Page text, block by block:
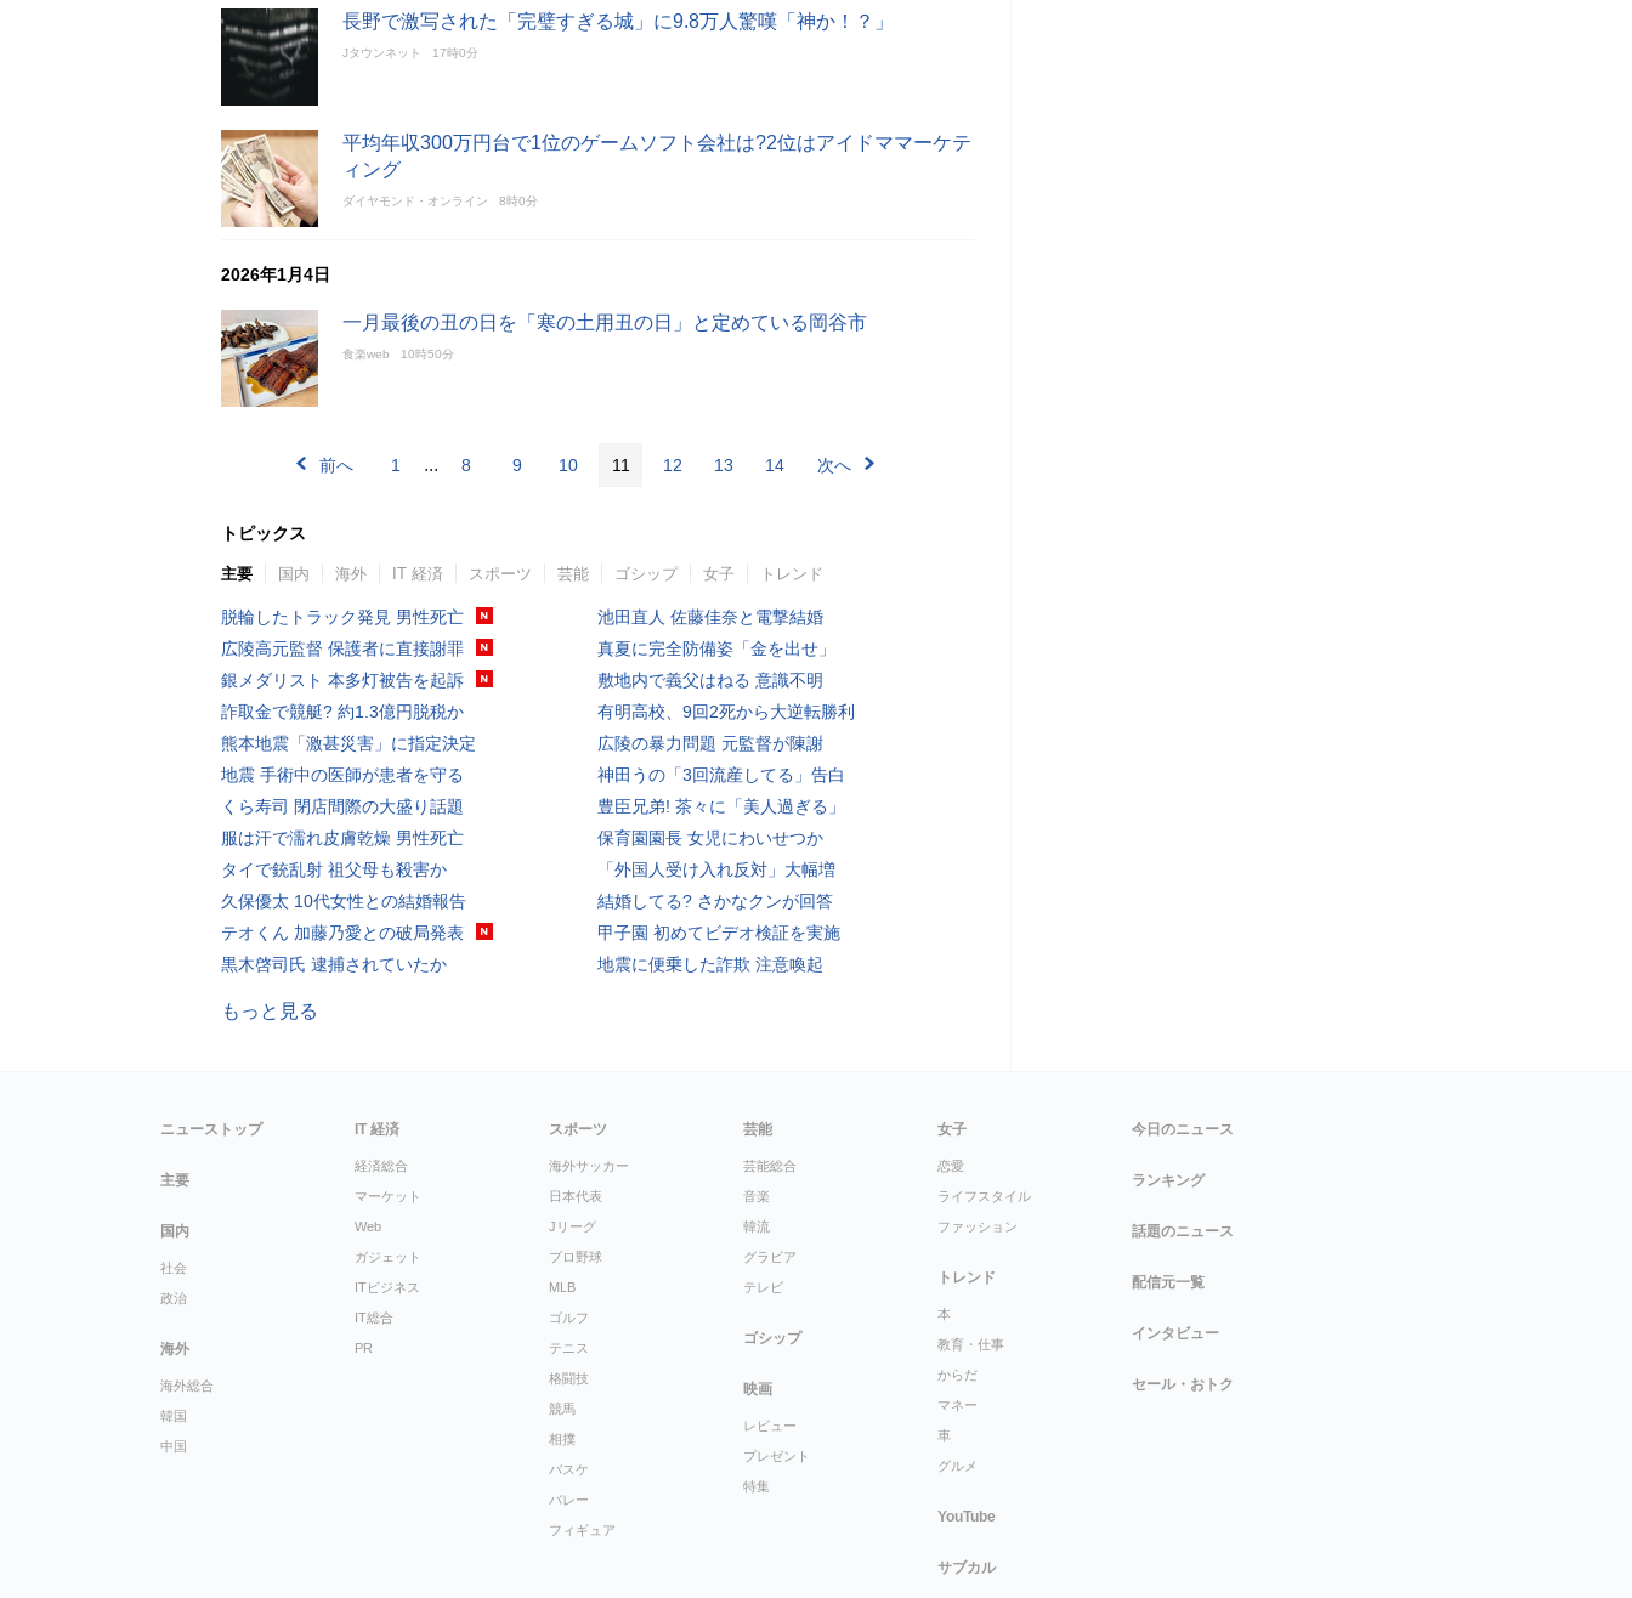
長野で激写された「完璧すぎる城」に9.8万人驚嘆「神か！？」
Jタウンネット 17時0分
平均年収300万円台で1位のゲームソフト会社は?2位はアイドママーケテ
ィング
ダイヤモンド・オンライン 8時0分
2026年1月4日
一月最後の丑の日を「寒の土用丑の日」と定めている岡谷市
食楽web 10時50分
前へ 1 ... 8 9 10 11 12 13 14 次へ
トピックス
主要 国内 海外 IT 経済 スポーツ 芸能 ゴシップ 女子 トレンド
脱輪したトラック発見 男性死亡
広陵高元監督 保護者に直接謝罪
銀メダリスト 本多灯被告を起訴
詐取金で競艇? 約1.3億円脱税か
熊本地震「激甚災害」に指定決定
地震 手術中の医師が患者を守る
くら寿司 閉店間際の大盛り話題
服は汗で濡れ皮膚乾燥 男性死亡
タイで銃乱射 祖父母も殺害か
久保優太 10代女性との結婚報告
テオくん 加藤乃愛との破局発表
黒木啓司氏 逮捕されていたか
池田直人 佐藤佳奈と電撃結婚
真夏に完全防備姿「金を出せ」
敷地内で義父はねる 意識不明
有明高校、9回2死から大逆転勝利
広陵の暴力問題 元監督が陳謝
神田うの「3回流産してる」告白
豊臣兄弟! 茶々に「美人過ぎる」
保育園園長 女児にわいせつか
「外国人受け入れ反対」大幅増
結婚してる? さかなクンが回答
甲子園 初めてビデオ検証を実施
地震に便乗した詐欺 注意喚起
もっと見る
ニューストップ
主要
国内
社会
政治
海外
海外総合
韓国
中国
IT 経済
経済総合
マーケット
Web
ガジェット
ITビジネス
IT総合
PR
スポーツ
海外サッカー
日本代表
Jリーグ
プロ野球
MLB
ゴルフ
テニス
格闘技
競馬
相撲
バスケ
バレー
フィギュア
芸能
芸能総合
音楽
韓流
グラビア
テレビ
ゴシップ
映画
レビュー
プレゼント
特集
女子
恋愛
ライフスタイル
ファッション
トレンド
本
教育・仕事
からだ
マネー
車
グルメ
YouTube
サブカル
今日のニュース
ランキング
話題のニュース
配信元一覧
インタビュー
セール・おトク